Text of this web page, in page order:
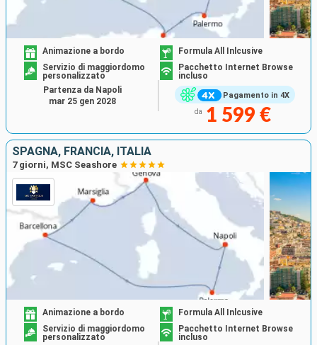
Pagamento in 4X
Animazione a bordo
Formula All Inlcusive
Servizio di maggiordomo
personalizzato
Pacchetto Internet Browse
incluso
da 1 599 €
Partenza da Napoli
mar 25 gen 2028
SPAGNA, FRANCIA, ITALIA
7 giorni, MSC Seashore
Animazione a bordo
Formula All Inlcusive
Servizio di maggiordomo
personalizzato
Pacchetto Internet Browse
incluso